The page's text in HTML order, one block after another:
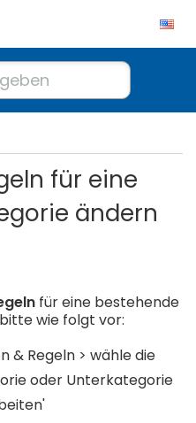
für eine
ändern
für eine bestehende
wie folgt vor:
& Regeln > wähle die
oder Unterkategorie